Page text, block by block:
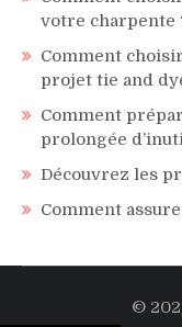
votre charpente
Comment
projet tie and
Comment
prolongée
Découvrez les
Comment
©